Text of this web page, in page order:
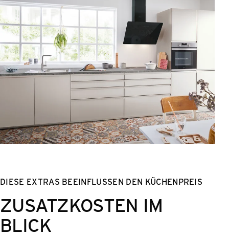
DIESE EXTRAS BEEINFLUSSEN DEN KÜCHENPREIS
ZUSATZKOSTEN IM
BLICK